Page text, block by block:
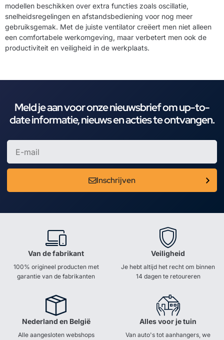
modellen beschikken over extra functies zoals oscillatie,
snelheidsregelingen en afstandsbediening voor nog meer
gebruiksgemak. Met de juiste ventilator creëert men niet alleen
een comfortabele werkomgeving, maar verbetert men ook de
productiviteit en veiligheid in de werkplaats.
Meld je aan voor onze nieuwsbrief om up-to-
date informatie, nieuws en acties te ontvangen.
Inschrijven
Van de fabrikant
100% origineel producten met
garantie van de fabrikanten
Veiligheid
Je hebt altijd het recht om binnen
14 dagen te retoureren
Nederland en België
Alle aangesloten webshops
Alles voor je tuin
Van auto's tot aanhangers, we